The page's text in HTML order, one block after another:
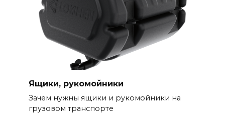
Ящики, рукомойники
Зачем нужны ящики и рукомойники на
грузовом транспорте